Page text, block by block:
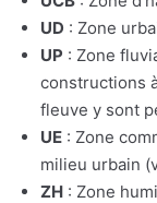
UD : Zone
UP : Zone
constructions
fleuve y sont
UE : Zone
milieu urbain
ZH : Zone